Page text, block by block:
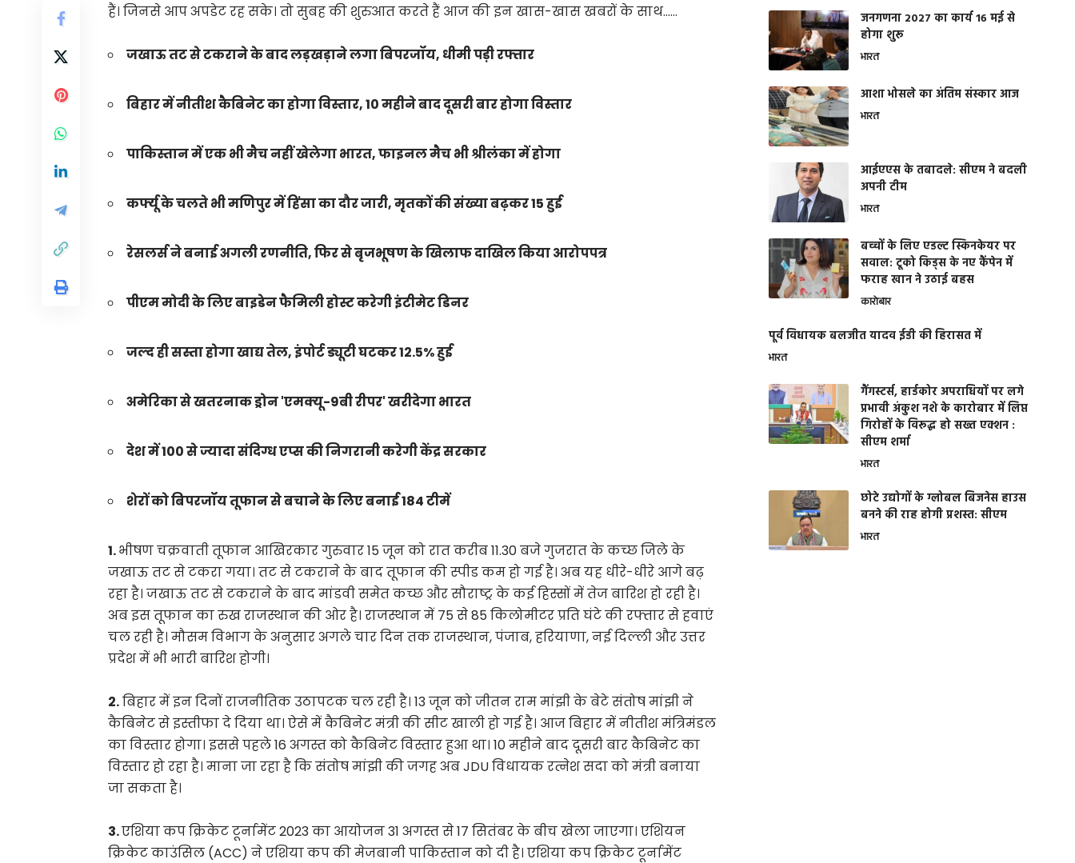
हैं। जिनसे आप अपडेट रह सके। तो सुबह की शुरुआत करते हैं आज की इन खास-खास खबरों के साथ……
जखाऊ तट से टकराने के बाद लड़खड़ाने लगा बिपरजॉय, धीमी पड़ी रफ्तार
बिहार में नीतीश कैबिनेट का होगा विस्तार, 10 महीने बाद दूसरी बार होगा विस्तार
पाकिस्तान में एक भी मैच नहीं खेलेगा भारत, फाइनल मैच भी श्रीलंका में होगा
कर्फ्यू के चलते भी मणिपुर में हिंसा का दौर जारी, मृतकों की संख्या बढ़कर 15 हुई
रेसलर्स ने बनाई अगली रणनीति, फिर से बृजभूषण के खिलाफ दाखिल किया आरोपपत्र
पीएम मोदी के लिए बाइडेन फैमिली होस्ट करेगी इंटीमेट डिनर
जल्द ही सस्ता होगा खाद्य तेल, इंपोर्ट ड्यूटी घटकर 12.5% हुई
अमेरिका से खतरनाक ड्रोन 'एमक्यू-9बी रीपर' खरीदेगा भारत
देश में 100 से ज्यादा संदिग्ध एप्स की निगरानी करेगी केंद्र सरकार
शेरों को बिपरजॉय तूफान से बचाने के लिए बनाई 184 टीमें
1.भीषण चक्रवाती तूफान आखिरकार गुरुवार 15 जून को रात करीब 11.30 बजे गुजरात के कच्छ जिले के
जखाऊ तट से टकरा गया। तट से टकराने के बाद तूफान की स्पीड कम हो गई है। अब यह धीरे-धीरे आगे बढ़
रहा है। जखाऊ तट से टकराने के बाद मांडवी समेत कच्छ और सौराष्ट्र के कई हिस्सों में तेज बारिश हो रही है।
अब इस तूफान का रुख राजस्थान की ओर है। राजस्थान में 75 से 85 किलोमीटर प्रति घंटे की रफ्तार से हवाएं
चल रही है। मौसम विभाग के अनुसार अगले चार दिन तक राजस्थान, पंजाब, हरियाणा, नई दिल्ली और उत्तर
प्रदेश में भी भारी बारिश होगी।
2.बिहार में इन दिनों राजनीतिक उठापटक चल रही है। 13 जून को जीतन राम मांझी के बेटे संतोष मांझी ने
कैबिनेट से इस्तीफा दे दिया था। ऐसे में कैबिनेट मंत्री की सीट खाली हो गई है। आज बिहार में नीतीश मंत्रिमंडल
का विस्तार होगा। इससे पहले 16 अगस्त को कैबिनेट विस्तार हुआ था। 10 महीने बाद दूसरी बार कैबिनेट का
विस्तार हो रहा है। माना जा रहा है कि संतोष मांझी की जगह अब JDU विधायक रत्नेश सदा को मंत्री बनाया
जा सकता है।
3.एशिया कप क्रिकेट टूर्नामेंट 2023 का आयोजन 31 अगस्त से 17 सितंबर के बीच खेला जाएगा। एशियन
क्रिकेट काउंसिल (ACC) ने एशिया कप की मेजबानी पाकिस्तान को दी है। एशिया कप क्रिकेट टूर्नामेंट
जनगणना 2027 का कार्य 16 मई से
होगा शुरू
भारत
आशा भोसले का अंतिम संस्कार आज
भारत
आईएएस के तबादले: सीएम ने बदली
अपनी टीम
भारत
बच्चों के लिए एडल्ट स्किनकेयर पर
सवाल: टूको किड्स के नए कैंपेन में
फराह खान ने उठाई बहस
कारोबार
पूर्व विधायक बलजीत यादव ईडी की हिरासत में
भारत
गैंगस्टर्स, हार्डकोर अपराधियों पर लगे
प्रभावी अंकुश नशे के कारोबार में लिप्त
गिरोहों के विरूद्ध हो सख्त एक्शन :
सीएम शर्मा
भारत
छोटे उद्योगों के ग्लोबल बिजनेस हाउस
बनने की राह होगी प्रशस्त: सीएम
भारत